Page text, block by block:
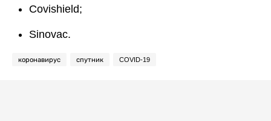
Covishield;
Sinovac.
коронавирус спутник COVID-19